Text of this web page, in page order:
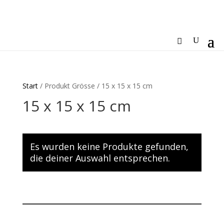
Start/ Produkt Grösse / 15 x 15 x 15 cm
15 x 15 x 15 cm
Es wurden keine Produkte gefunden,
die deiner Auswahl entsprechen.